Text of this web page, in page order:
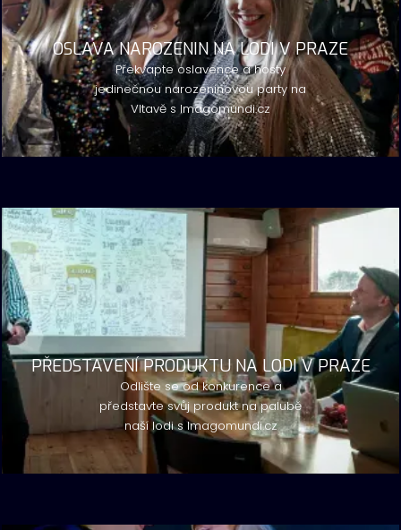
OSLAVA NAROZENIN NA LODI V PRAZE
Překvapte oslavence a hosty
jedinečnou narozeninovou party na
Vltavě s Imagomundi.cz
PŘEDSTAVENÍ PRODUKTU NA LODI V PRAZE
Odlište se od konkurence a
představte svůj produkt na palubě
naší lodi s Imagomundi.cz